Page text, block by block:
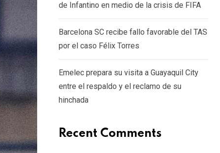
de Infantino en medio de la crisis de FIFA
Barcelona SC recibe fallo favorable del TAS
por el caso Félix Torres
Emelec prepara su visita a Guayaquil City
entre el respaldo y el reclamo de su
hinchada
Recent Comments